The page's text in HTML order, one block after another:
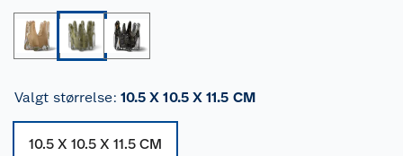
Valgt størrelse: 10.5 X 10.5 X 11.5 CM
10.5 X 10.5 X 11.5 CM